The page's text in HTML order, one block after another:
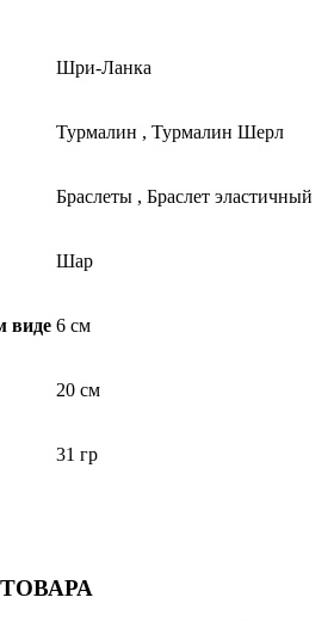
Шри-Ланка
Турмалин , Турмалин Шерл
Браслеты , Браслет эластичный
Шар
виде 6 см
20 см
31 гр